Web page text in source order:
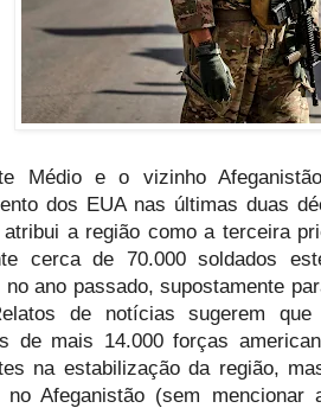
Médio e o vizinho
dos EUA nas últimas duas
atribui a região como a terceira
cerca de 70.000 soldados
no ano passado, supostamente
de notícias sugerem que
de mais 14.000 forças
na estabilização da região,
no Afeganistão (sem